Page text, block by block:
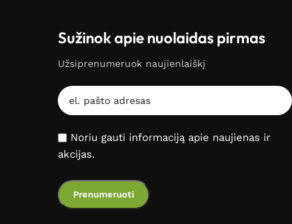
Sužinok apie nuolaidas pirmas
Užsiprenumeruok naujienlaiškį
Noriu gauti informaciją apie naujienas ir
akcijas.